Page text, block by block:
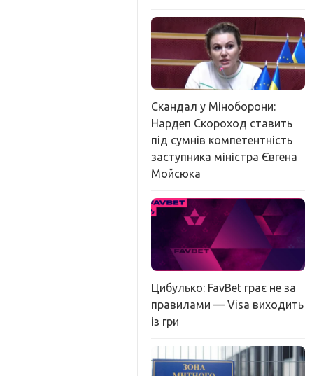
Скандал у Міноборони:
Нардеп Скороход ставить
під сумнів компетентність
заступника міністра Євгена
Мойсюка
Цибулько: FavBet грає не за
правилами — Visa виходить
із гри